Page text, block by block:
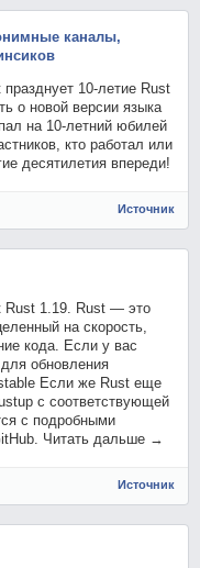
каналы,
10-летие Rust
о новой версии языка
на 10-летний юбилей
кто работал или
десятилетия впереди!
Источник
Rust 1.19. Rust — это
на скорость,
кода. Если у вас
обновления
Если же Rust еще
с соответствующей
с подробными
Читать дальше →
Источник